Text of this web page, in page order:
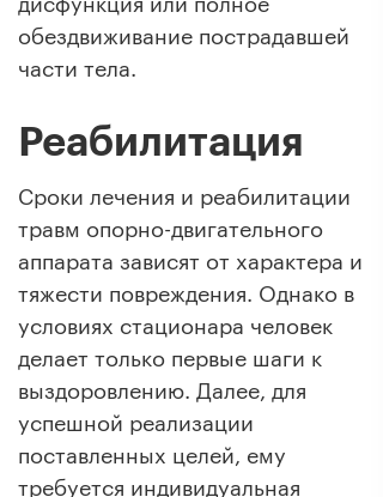
обездвиживание пострадавшей
части тела.
Реабилитация
Сроки лечения и реабилитации
травм опорно-двигательного
аппарата зависят от характера и
тяжести повреждения. Однако в
условиях стационара человек
делает только первые шаги к
выздоровлению. Далее, для
успешной реализации
поставленных целей, ему
требуется индивидуальная